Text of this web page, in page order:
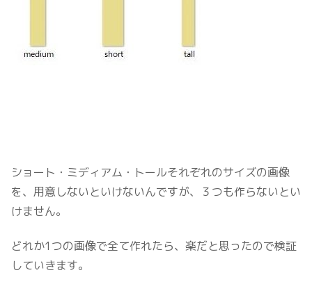
ショート・ミディアム・トールそれぞれのサイズの画像
を、用意しないといけないんですが、３つも作らないとい
けません。
どれか1つの画像で全て作れたら、楽だと思ったので検証
していきます。